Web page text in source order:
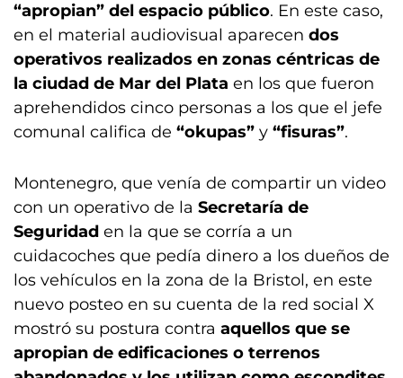
“apropian” del espacio público. En este caso,
en el material audiovisual aparecen dos
operativos realizados en zonas céntricas de
la ciudad de Mar del Plata en los que fueron
aprehendidos cinco personas a los que el jefe
comunal califica de “okupas” y “fisuras”.
Montenegro, que venía de compartir un video
con un operativo de la Secretaría de
Seguridad en la que se corría a un
cuidacoches que pedía dinero a los dueños de
los vehículos en la zona de la Bristol, en este
nuevo posteo en su cuenta de la red social X
mostró su postura contra aquellos que se
apropian de edificaciones o terrenos